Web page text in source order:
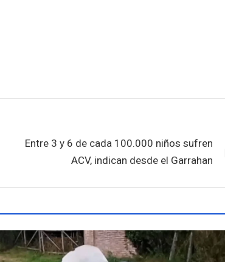
Entre 3 y 6 de cada 100.000 niños sufren
ACV, indican desde el Garrahan